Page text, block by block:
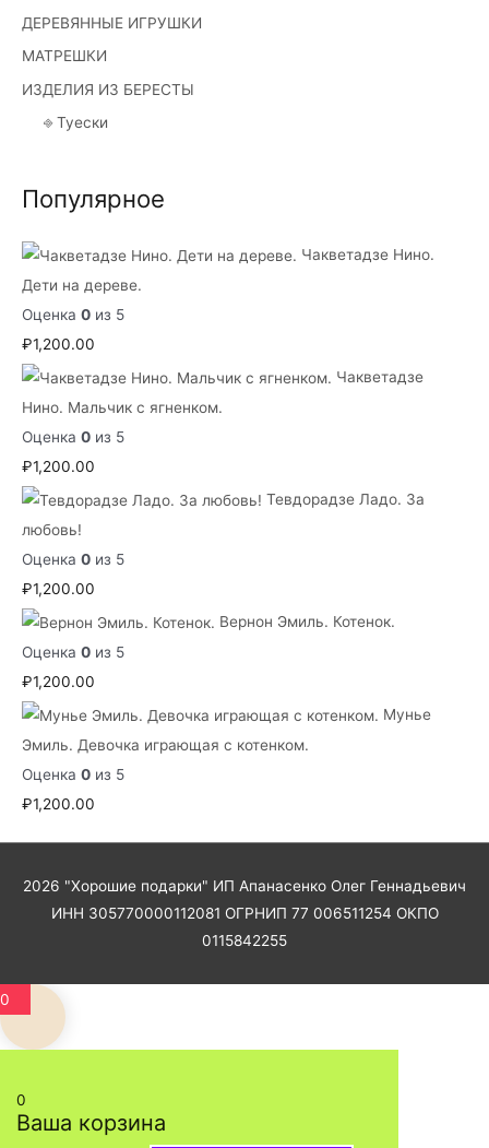
ДЕРЕВЯННЫЕ ИГРУШКИ
МАТРЕШКИ
ИЗДЕЛИЯ ИЗ БЕРЕСТЫ
⎆ Туески
Популярное
Чакветадзе Нино.
Дети на дереве.
Оценка 0 из 5
₽1,200.00
Чакветадзе
Нино. Мальчик с ягненком.
Оценка 0 из 5
₽1,200.00
Тевдорадзе Ладо. За
любовь!
Оценка 0 из 5
₽1,200.00
Вернон Эмиль. Котенок.
Оценка 0 из 5
₽1,200.00
Мунье
Эмиль. Девочка играющая с котенком.
Оценка 0 из 5
₽1,200.00
2026 "Хорошие подарки" ИП Апанасенко Олег Геннадьевич
ИНН 305770000112081 ОГРНИП 77 006511254 ОКПО
0115842255
0
0
Ваша корзина